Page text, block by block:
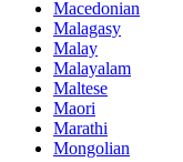
Macedonian
Malagasy
Malay
Malayalam
Maltese
Maori
Marathi
Mongolian